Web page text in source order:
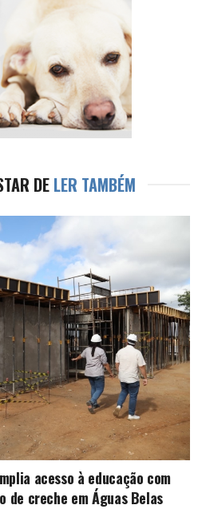
DE LER TAMBÉM
acesso à educação com
de creche em Águas Belas